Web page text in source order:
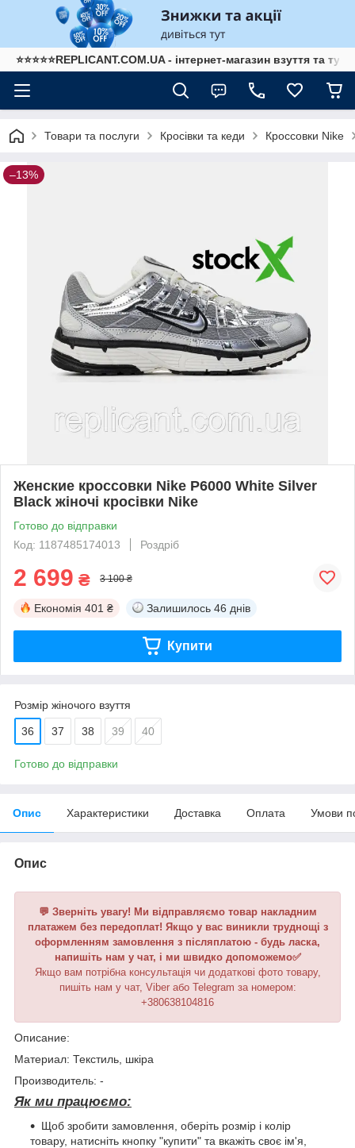
⭐⭐⭐⭐⭐REPLICANT.COM.UA - інтернет-магазин взуття та
Товари та послуги Кросівки та кеди Кроссовки Nike
–13%
Женские кроссовки Nike P6000 White Silver
Black жіночі кросівки Nike
Готово до відправки
Код: 1187485174013
Роздріб
2 699 ₴ 3 100 ₴
Економія 401 ₴ Залишилось 46 днів
Купити
Розмір жіночого взуття
36 37 38 39 40
Готово до відправки
Опис Характеристики Доставка Оплата Умови
Опис
💬 Зверніть увагу! Ми відправляємо товар накладним
платажем без передоплат! Якщо у вас виникли труднощі з
оформленням замовлення з післяплатою - будь ласка,
напишіть нам у чат, і ми швидко допоможемо✅
Якщо вам потрібна консультація чи додаткові фото товару,
пишіть нам у чат, Viber або Telegram за номером:
+380638104816
Описание:
Материал: Текстиль, шкіра
Производитель: -
Як ми працюємо:
Щоб зробити замовлення, оберіть розмір і колір
товару, натисніть кнопку "купити" та вкажіть своє ім'я,